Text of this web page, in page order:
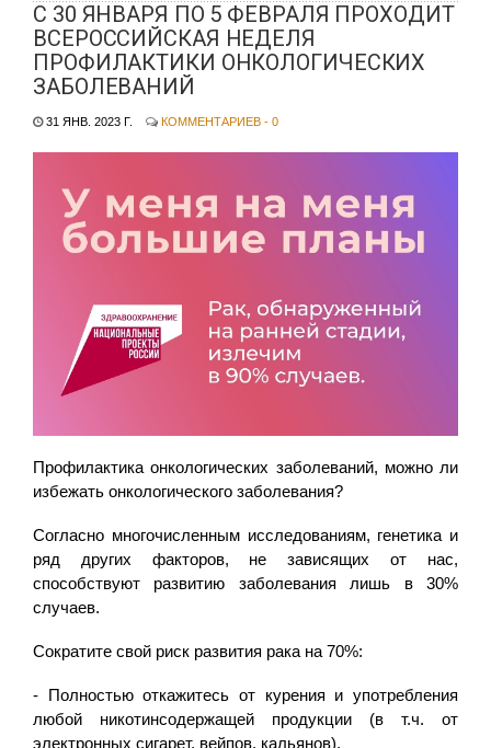
С 30 ЯНВАРЯ ПО 5 ФЕВРАЛЯ ПРОХОДИТ
ВСЕРОССИЙСКАЯ НЕДЕЛЯ
ПРОФИЛАКТИКИ ОНКОЛОГИЧЕСКИХ
ЗАБОЛЕВАНИЙ
31 ЯНВ. 2023 Г. КОММЕНТАРИЕВ - 0
Профилактика онкологических заболеваний, можно ли
избежать онкологического заболевания?
Согласно многочисленным исследованиям, генетика и
ряд других факторов, не зависящих от нас,
способствуют развитию заболевания лишь в 30%
случаев.
Сократите свой риск развития рака на 70%:
- Полностью откажитесь от курения и употребления
любой никотинсодержащей продукции (в т.ч. от
электронных сигарет, вейпов, кальянов).